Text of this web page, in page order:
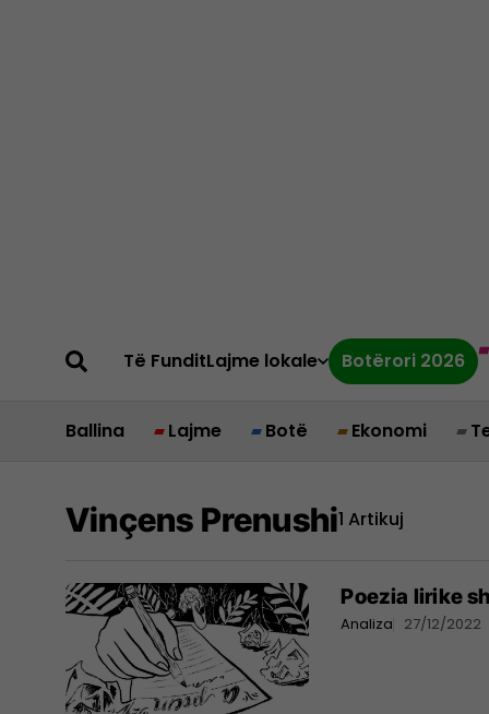
Të FunditLajme lokale Botërori 2026
Ballina Lajme Botë Ekonomi
Vinçens Prenushi1 Artikuj
Poezia lirike
Analiza 27/12/2022